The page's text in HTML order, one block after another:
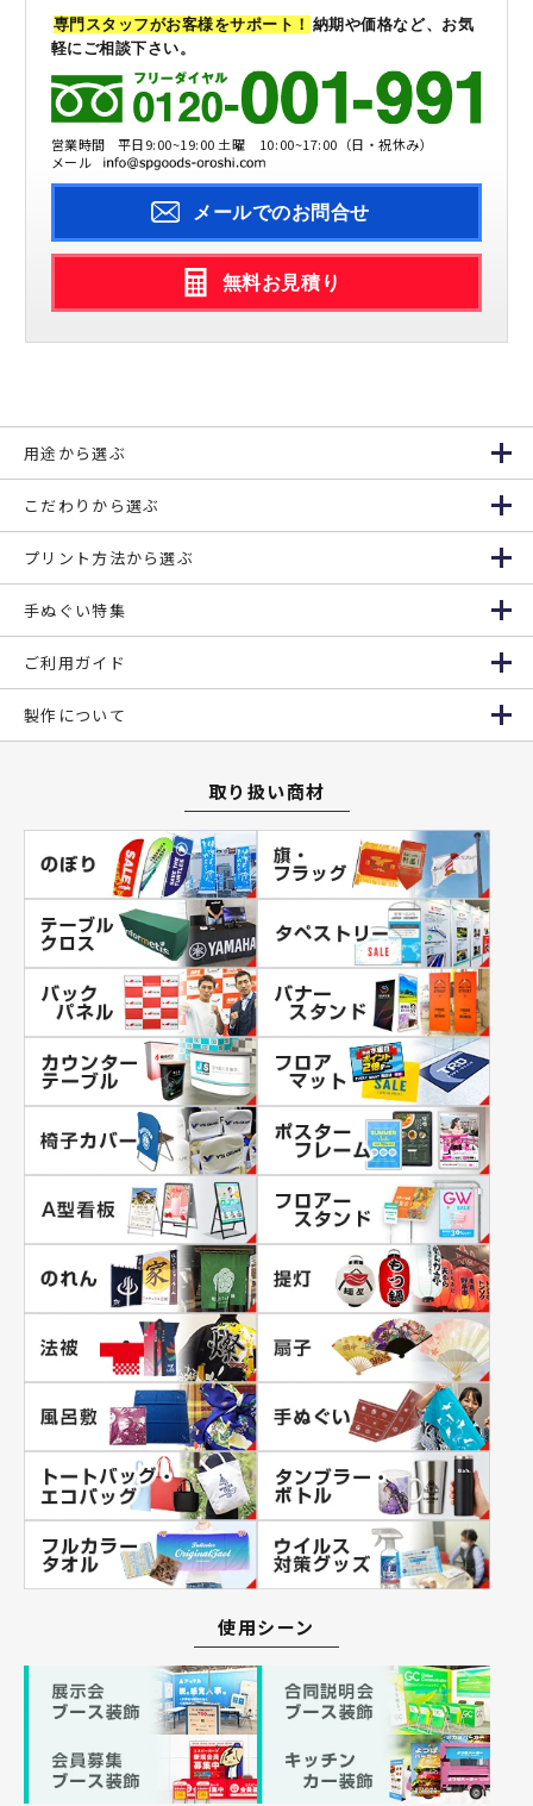
専門スタッフがお客様をサポート！ 納期や価格など、お気
軽にご相談下さい。
営業時間
平日9:00~19:00 土曜 10:00~17:00（日・祝休み）
メール
メールでのお問合せ
無料お見積り
用途から選ぶ
こだわりから選ぶ
プリント方法から選ぶ
手ぬぐい特集
ご利用ガイド
製作について
取り扱い商材
使用シーン